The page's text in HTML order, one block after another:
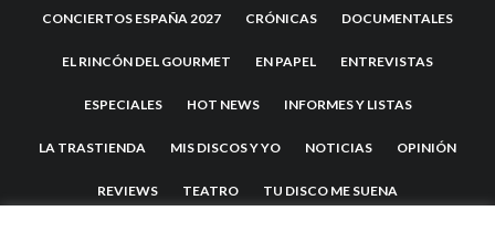
CONCIERTOS ESPAÑA 2027 CRÓNICAS DOCUMENTALES
EL RINCÓN DEL GOURMET EN PAPEL ENTREVISTAS
ESPECIALES HOT NEWS INFORMES Y LISTAS
LA TRASTIENDA MIS DISCOS Y YO NOTICIAS OPINIÓN
REVIEWS TEATRO TU DISCO ME SUENA